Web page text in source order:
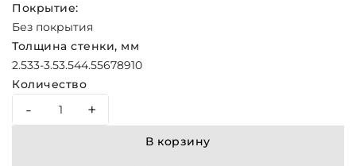
Покрытие:
Без покрытия
Толщина стенки, мм
2.533-3.53.544.55678910
Количество
- +
В корзину